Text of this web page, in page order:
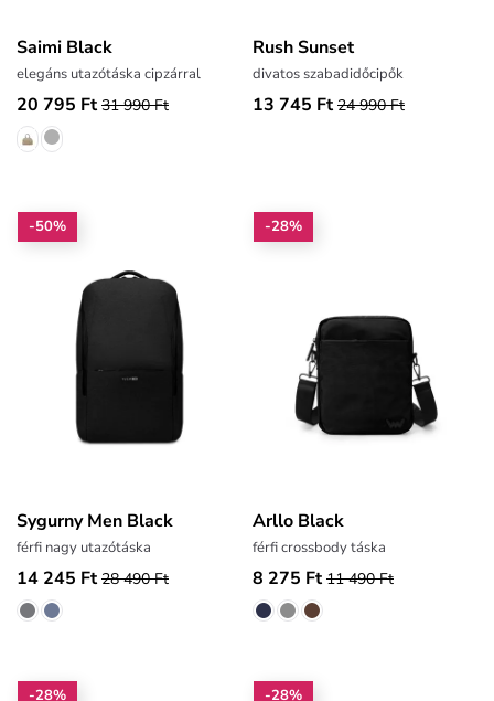
Saimi Black
elegáns utazótáska cipzárral
20 795 Ft 31 990 Ft
Rush Sunset
divatos szabadidőcipők
13 745 Ft 24 990 Ft
-50%
Sygurny Men Black
férfi nagy utazótáska
14 245 Ft 28 490 Ft
-28%
Arllo Black
férfi crossbody táska
8 275 Ft 11 490 Ft
-28%
-28%